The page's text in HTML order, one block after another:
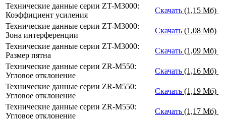
Технические данные серии ZT-M3000:
Коэффициент усиления
Скачать (1,15 Мб)
Технические данные серии ZT-M3000:
Зона интерференции
Скачать (1,08 Мб)
Технические данные серии ZT-M3000:
Размер пятна
Скачать (1,09 Мб)
Технические данные серии ZR-M550:
Угловое отклонение
Скачать (1,16 Мб)
Технические данные серии ZR-M550:
Угловое отклонение
Скачать (1,19 Мб)
Технические данные серии ZR-M550:
Угловое отклонение
Скачать (1,17 Мб)